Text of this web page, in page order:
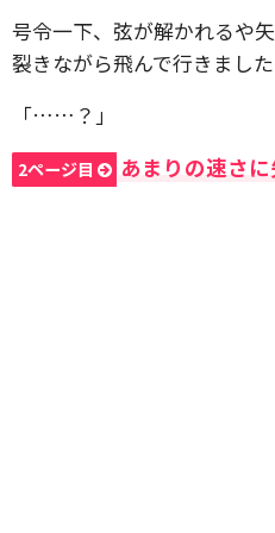
号令一下、弦が解かれるや
裂きながら飛んで行きました
「……？」
2ページ目 あまりの速さ